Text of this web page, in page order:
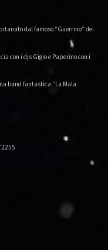
dal famoso “Guerrino” dei
con i djs Gigio e Paperino con i
band fantastica “La Mala